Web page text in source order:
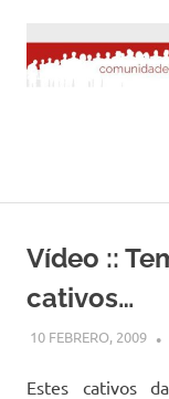
contenido
Vídeo ::
cativos…
10 FEBRERO, 2009
Estes cativos